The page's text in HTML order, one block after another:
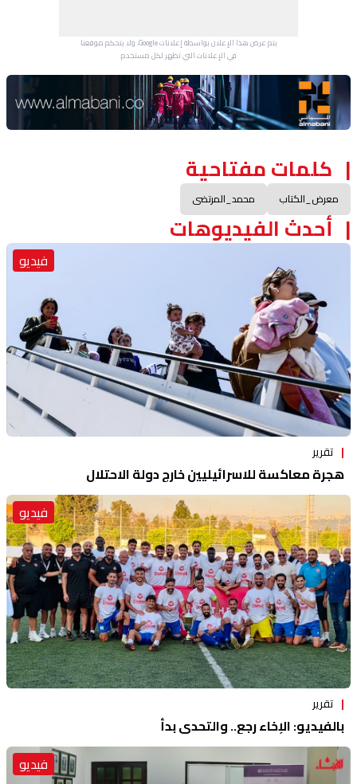
يتم عرض هذا الإعلان بواسطة إعلانات Google، ولا يتحكم موقعنا
في الإعلانات التي تظهر لكل مستخدم.
Advertisement Section
كلمات مفتاحية
معرض_الكتاب محمد_المرتضى
أحدث الفيديوهات
فيديو
تقرير
هجرة معاكسة للاسرائيليين خارج دولة الاحتلال
فيديو
تقرير
بالفيديو: الإخاء رجع.. والتحدي بدأ
فيديو